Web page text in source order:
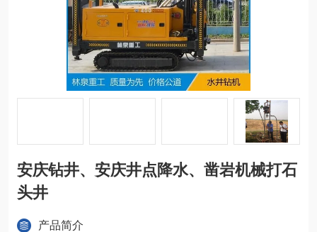
安庆钻井、安庆井点降水、凿岩机械打石
头井
产品简介